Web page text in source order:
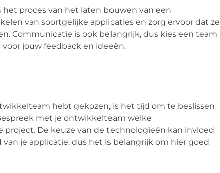
proces van het laten bouwen van een
van soortgelijke applicaties en zorg ervoor dat ze
Communicatie is ook belangrijk, dus kies een team
jouw feedback en ideeën.
hebt gekozen, is het tijd om te beslissen
met je ontwikkelteam welke
De keuze van de technologieën kan invloed
je applicatie, dus het is belangrijk om hier goed